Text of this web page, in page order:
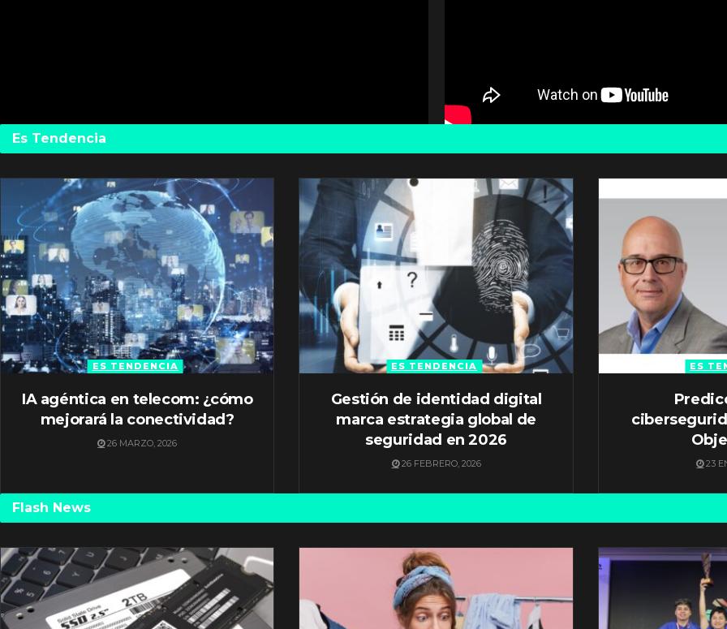
Es Tendencia
ES TENDENCIA
IA agéntica en telecom: ¿cómo
mejorará la conectividad?
26 MARZO, 2026
ES TENDENCIA
Gestión de identidad digital
marca estrategia global de
seguridad en 2026
26 FEBRERO, 2026
ES
23
Flash News